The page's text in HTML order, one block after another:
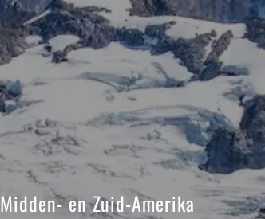
Midden- en Zuid-Amerika